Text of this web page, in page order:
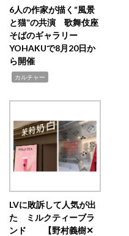
6人の作家が描く“風景
と猫”の共演 歌舞伎座
そばのギャラリー
YOHAKUで8月20日か
ら開催
カルチャー
LVに敗訴して人気が出
た ミルクティーブラ
ンド 【野村義樹✕